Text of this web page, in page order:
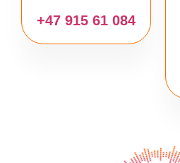
+47 915 61 084